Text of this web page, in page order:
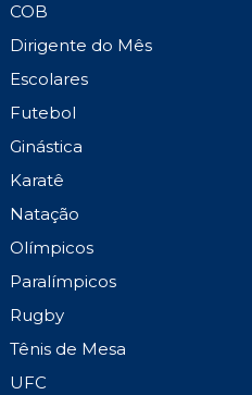
COB
Dirigente do Mês
Escolares
Futebol
Ginástica
Karatê
Natação
Olímpicos
Paralímpicos
Rugby
Tênis de Mesa
UFC